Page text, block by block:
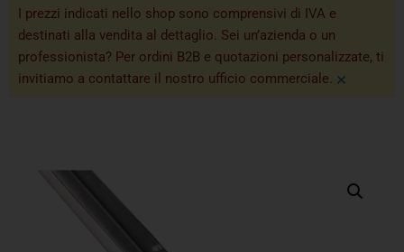
I prezzi indicati nello shop sono comprensivi di IVA e
destinati alla vendita al dettaglio. Sei un’azienda o un
professionista? Per ordini B2B e quotazioni personalizzate, ti
invitiamo a contattare il nostro ufficio commerciale. ×